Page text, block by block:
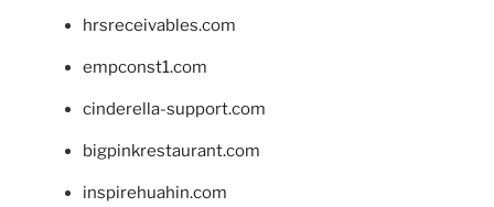
hrsreceivables.com
empconst1.com
cinderella-support.com
bigpinkrestaurant.com
inspirehuahin.com